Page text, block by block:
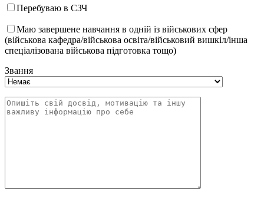
Перебуваю в СЗЧ
Маю завершене навчання в одній із військових сфер
(військова кафедра/військова освіта/військовий вишкіл/інша
спеціалізована військова підготовка тощо)
Звання